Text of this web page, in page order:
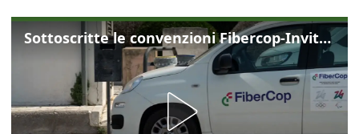
Sottoscritte le convenzioni Fibercop-Invitalia, fibra ottica per 477 mila civici